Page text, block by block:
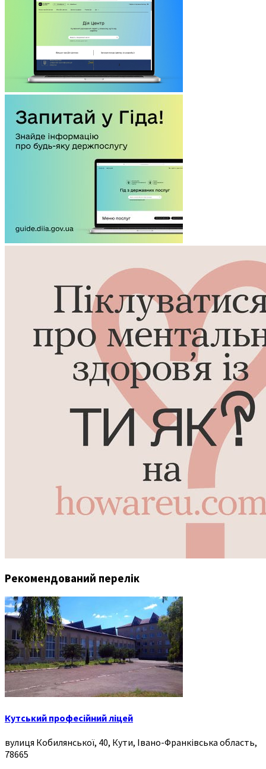
Рекомендований перелік
Кутський професійний ліцей
вулиця Кобилянської, 40, Кути, Івано-Франківська область,
78665